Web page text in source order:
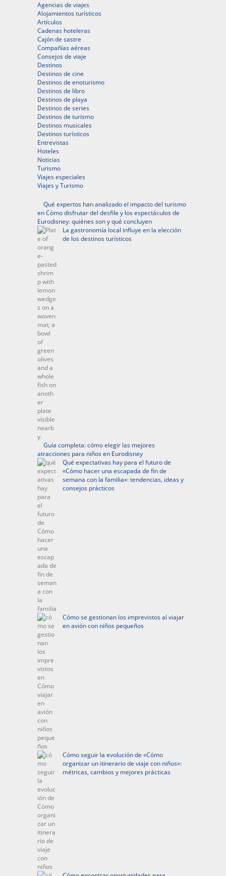
Agencias de viajes
Alojamientos turísticos
Artículos
Cadenas hoteleras
Cajón de sastre
Compañías aéreas
Consejos de viaje
Destinos
Destinos de cine
Destinos de enoturismo
Destinos de libro
Destinos de playa
Destinos de series
Destinos de turismo
Destinos musicales
Destinos turísticos
Entrevistas
Hoteles
Noticias
Turismo
Viajes especiales
Viajes y Turismo
Qué expertos han analizado el impacto del turismo
en Cómo disfrutar del desfile y los espectáculos de
Eurodisney: quiénes son y qué concluyen
La gastronomía local influye en la elección
de los destinos turísticos
Guía completa: cómo elegir las mejores
atracciones para niños en Eurodisney
Qué expectativas hay para el futuro de
«Cómo hacer una escapada de fin de
semana con la familia»: tendencias, ideas y
consejos prácticos
Cómo se gestionan los imprevistos al viajar
en avión con niños pequeños
Cómo seguir la evolución de «Cómo
organizar un itinerario de viaje con niños»:
métricas, cambios y mejores prácticas